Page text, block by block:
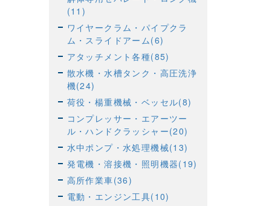
(11)
ワイヤークラム・パイプクラ
ム・スライドアーム(6)
アタッチメント各種(85)
散水機・水槽タンク・高圧洗浄
機(24)
荷役・楊重機械・ベッセル(8)
コンプレッサー・エアーツー
ル・ハンドクラッシャー(20)
水中ポンプ・水処理機械(13)
発電機・溶接機・照明機器(19)
高所作業車(36)
電動・エンジン工具(10)